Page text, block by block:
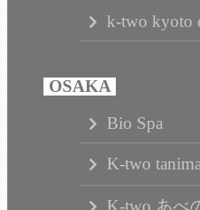
k-two kyoto
Bio Spa
K-two
K-two あべ